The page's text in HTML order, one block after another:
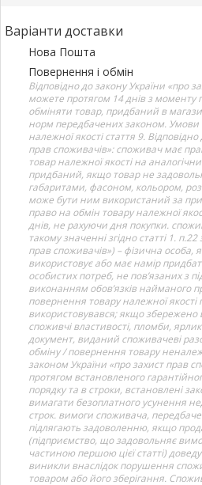
Варіанти доставки
Нова Пошта
Повернення і обмін
Відповідно до закону України «про
можете протягом 14 днів з моменту
обміняти товар, придбаний в
норм передбачених законом. Умови
належної якості стаття 9.
прав споживачів»: споживач має
товар належної якості на
придбаний, якщо товар не
габаритами, фасоном, кольором,
може бути ним використаний за
право на обмін товару належної
днів, не рахуючи дня покупки.
такому значенні згідно статті 1.
прав споживачів») – фізична особа,
використовує або має намір
особистих потреб, не пов’язаних з
виконанням обов’язків найманого
повернення товару належної
використовувався; якщо збережено
споживчі властивості, пломби,
документ, виданий споживачеві
обміну / повернення товару
законом України «про захист прав
протягом встановленого
порядку та в строки, встановлені
вимагати безоплатного усунення
строк. вимоги споживача,
підлягають задоволенню, якщо
(підприємство, що задовольняє
частиною першою цієї статті)
виникли внаслідок порушення
товаром або його зберігання.